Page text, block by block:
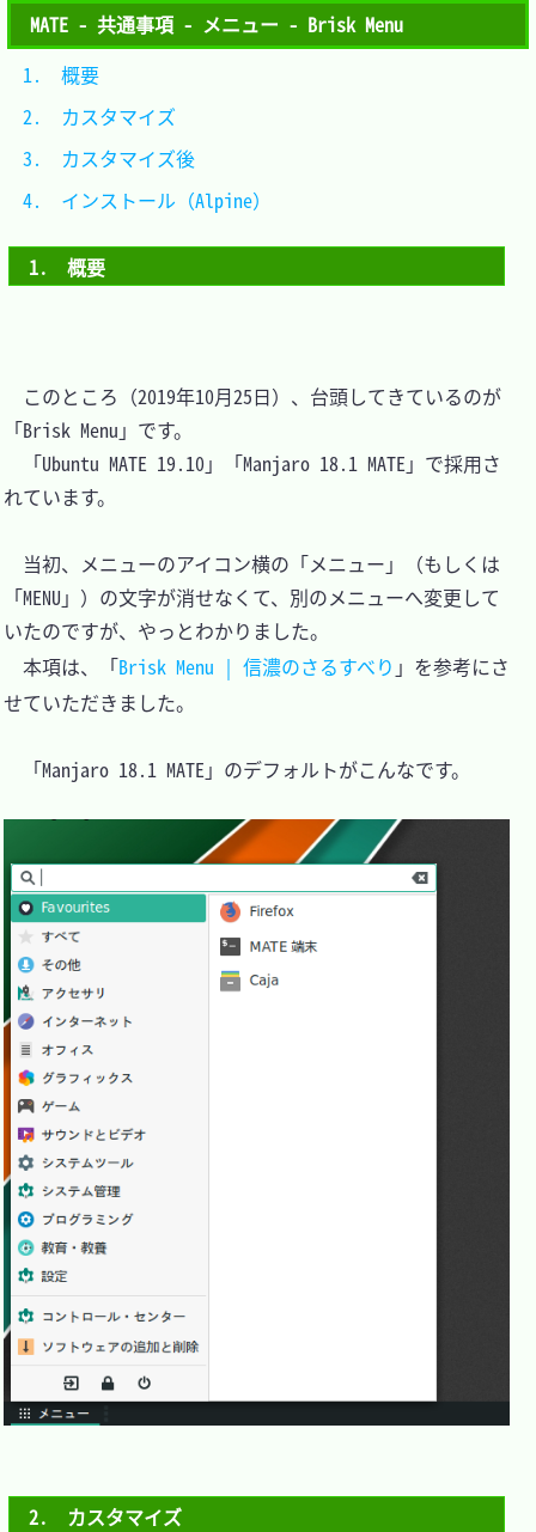
MATE - 共通事項 - メニュー - Brisk Menu
1.　概要
このところ（2019年10月25日）、台頭してきているのが
「Brisk Menu」です。
「Ubuntu MATE 19.10」「Manjaro 18.1 MATE」で採用さ
れています。
当初、メニューのアイコン横の「メニュー」（もしくは
「MENU」）の文字が消せなくて、別のメニューへ変更して
いたのですが、やっとわかりました。
本項は、「Brisk Menu | 信濃のさるすべり 」を参考にさ
せていただきました。
「Manjaro 18.1 MATE」のデフォルトがこんなです。
2.　カスタマイズ